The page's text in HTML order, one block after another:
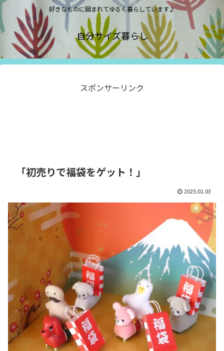
好きなものに囲まれてゆるく暮らしています♪
自分サイズ暮らし
スポンサーリンク
「初売りで福袋をゲット！」
2025.01.03